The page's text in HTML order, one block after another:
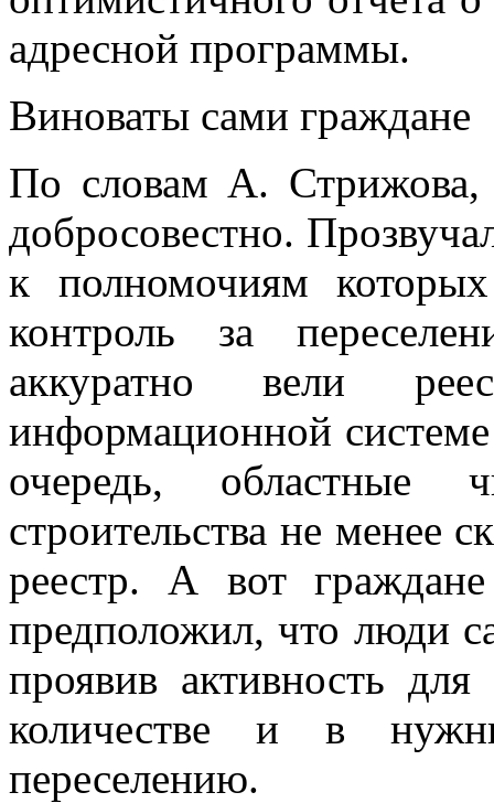
адресной программы.
Виноваты сами граждане
По словам А. Стрижова,
добросовестно.
к полномочиям
контроль за
аккуратно вели
информационной
очередь, областные
строительства не менее
реестр. А вот граждане
предположил, что люди
проявив активность
количестве и в
переселению.